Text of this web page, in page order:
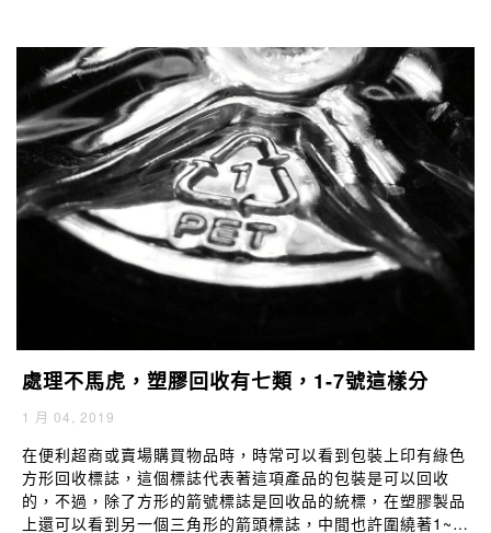
處理不馬虎，塑膠回收有七類，1-7號這樣分
1 月 04, 2019
在便利超商或賣場購買物品時，時常可以看到包裝上印有綠色
方形回收標誌，這個標誌代表著這項產品的包裝是可以回收
的，不過，除了方形的箭號標誌是回收品的統標，在塑膠製品
上還可以看到另一個三角形的箭頭標誌，中間也許圍繞著1~7